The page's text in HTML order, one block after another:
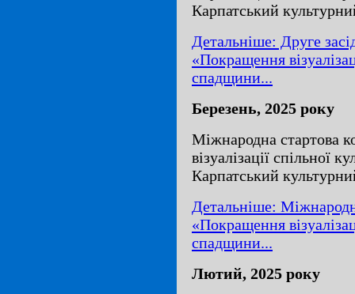
Карпатський
Детальніше: Друге
«Покращення
спадщини...
Березень, 2025 року
Міжнародна стартова
візуалізації спільної
Карпатський
Детальніше:
«Покращення
спадщини...
Лютий, 2025 року